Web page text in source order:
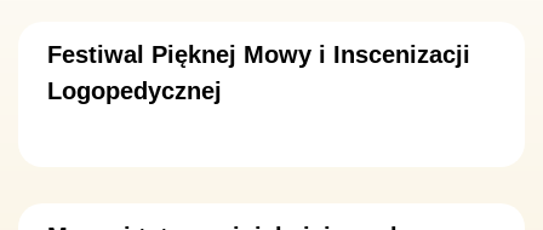
Festiwal Pięknej Mowy i Inscenizacji
Logopedycznej